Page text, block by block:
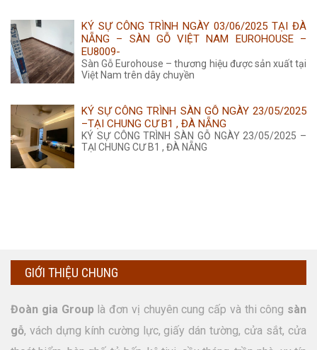
KÝ SỰ CÔNG TRÌNH NGÀY 03/06/2025 TẠI ĐÀ
NẴNG – SÀN GỖ VIỆT NAM EUROHOUSE –
EU8009-
Sàn Gỗ Eurohouse – thương hiệu được sản xuất tại
Việt Nam trên dây chuyền
KÝ SỰ CÔNG TRÌNH SÀN GỖ NGÀY 23/05/2025
–TẠI CHUNG CƯ B1 , ĐÀ NẴNG
KÝ SỰ CÔNG TRÌNH SÀN GỖ NGÀY 23/05/2025 –
TẠI CHUNG CƯ B1 , ĐÀ NẴNG
GIỚI THIỆU CHUNG
Đoàn gia Group là đơn vị chuyên cung cấp và thi công sàn
gỗ, vách dựng kính cường lực, giấy dán tường, cửa sắt, cửa